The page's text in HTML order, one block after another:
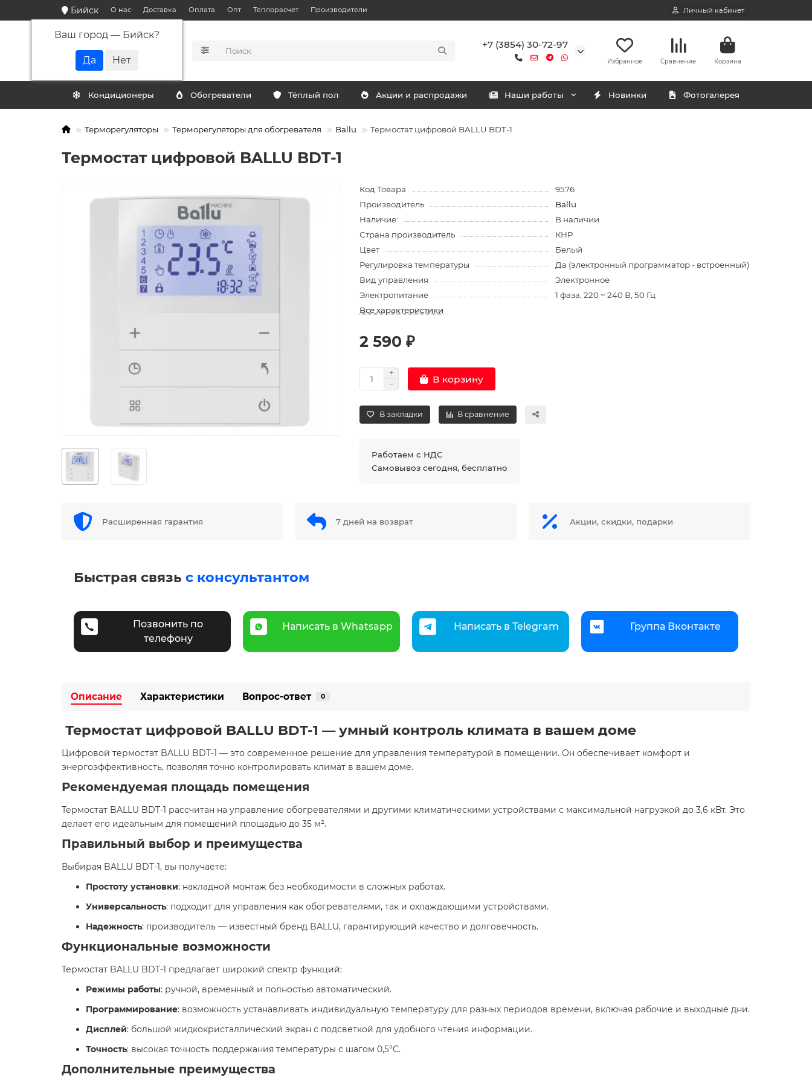
Бийск
Ваш город — Бийск?
О нас Доставка Оплата Опт Теплорасчет Производители Личный кабинет
+7 (3854) 30-72-97
Избранное Сравнение Корзина
Кондиционеры Обогреватели Тёплый пол Акции и распродажи Наши работы Новинки Фотогалерея
Терморегуляторы Терморегуляторы для обогревателя Ballu Термостат цифровой BALLU BDT-1
Термостат цифровой BALLU BDT-1
Код Товара
9576
Производитель
Ballu
Наличие:
В наличии
Страна производитель
КНР
Цвет
Белый
Регулировка температуры
Да (электронный программатор - встроенный)
Вид управления
Электронное
Электропитание
1 фаза, 220 ~ 240 В, 50 Гц
Все характеристики
2 590 ₽
В корзину
В закладки В сравнение
Работаем с НДС
Самовывоз сегодня, бесплатно
Расширенная гарантия 7 дней на возврат Акции, скидки, подарки
Быстрая связь с консультантом
Позвонить по
телефону
Написать в Whatsapp Написать в Telegram Группа Вконтакте
Описание Характеристики Вопрос-ответ 0
Термостат цифровой BALLU BDT-1 — умный контроль климата в вашем доме
​Цифровой термостат BALLU BDT-1 — это современное решение для управления температурой в помещении. Он обеспечивает комфорт и
энергоэффективность, позволяя точно контролировать климат в вашем доме.​
Рекомендуемая площадь помещения
Термостат BALLU BDT-1 рассчитан на управление обогревателями и другими климатическими устройствами с максимальной нагрузкой до 3,6 кВт. Это
делает его идеальным для помещений площадью до 35 м².​
Правильный выбор и преимущества
Выбирая BALLU BDT-1, вы получаете:​
Простоту установки: накладной монтаж без необходимости в сложных работах.
Универсальность: подходит для управления как обогревателями, так и охлаждающими устройствами.
Надежность: производитель — известный бренд BALLU, гарантирующий качество и долговечность.​
Функциональные возможности
Термостат BALLU BDT-1 предлагает широкий спектр функций:​
Режимы работы: ручной, временный и полностью автоматический.
Программирование: возможность устанавливать индивидуальную температуру для разных периодов времени, включая рабочие и выходные дни.
Дисплей: большой жидкокристаллический экран с подсветкой для удобного чтения информации.
Точность: высокая точность поддержания температуры с шагом 0,5°C.​
Дополнительные преимущества